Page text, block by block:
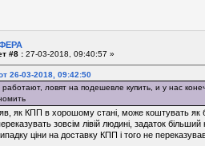
#8 : 27-03-2018, 09:40:57 »
26-03-2018, 09:42:50
ловят на подешевле купить, и у нас
як КПП в хорошому стані, може коштувать як
зовсім лівій людині, задаток
ціни на доставку КПП і того не